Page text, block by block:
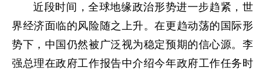
近段时间，全球地缘政治形势进一步趋紧，世
界经济面临的风险随之上升。在更趋动荡的国际形
势下，中国仍然被广泛视为稳定预期的信心源。李
强总理在政府工作报告中介绍今年政府工作任务时